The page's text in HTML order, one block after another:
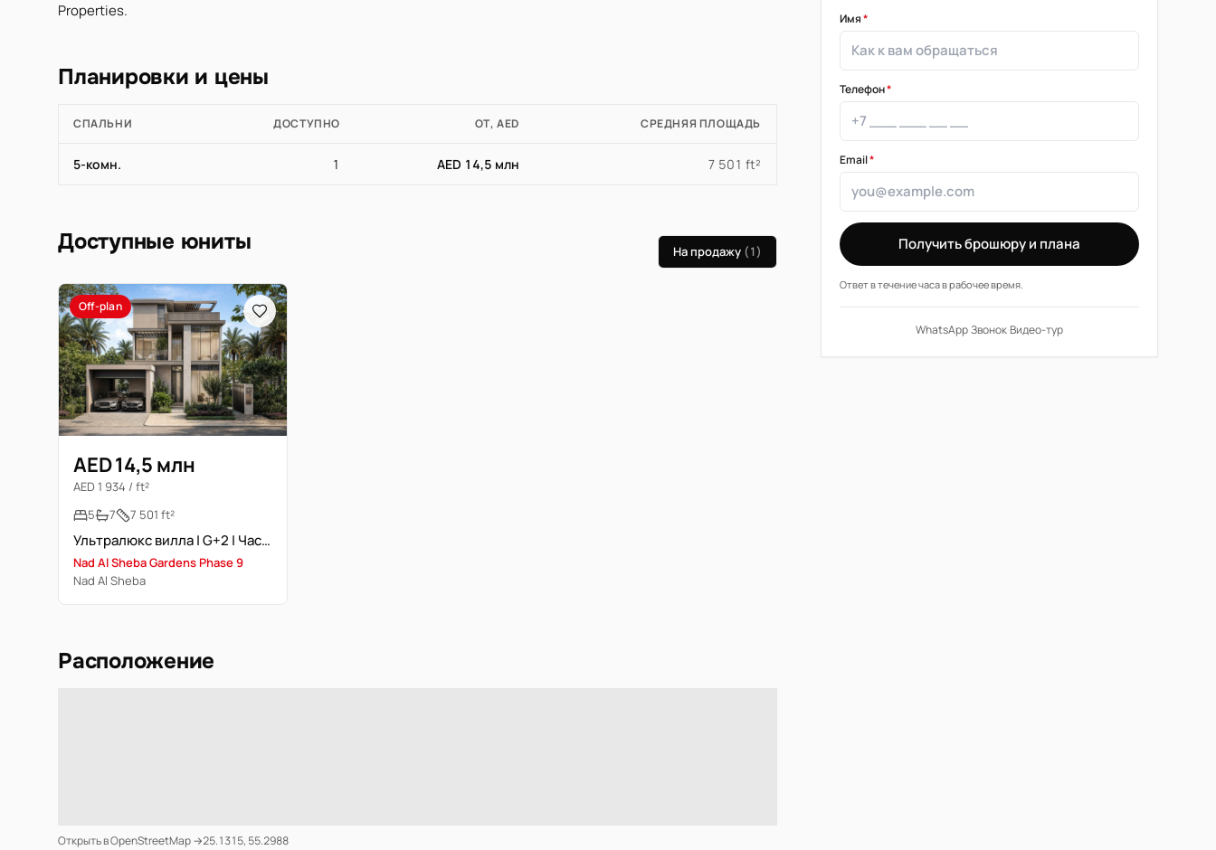
Properties.
Планировки и цены
СПАЛЬНИ ДОСТУПНО ОТ, AED СРЕДНЯЯ ПЛОЩАДЬ
5-комн. 1 AED 14,5 млн 7 501 ft²
Доступные юниты На продажу (1)
Off-plan
AED 14,5 млн
AED 1 934 / ft²
5
7 7 501 ft²
Ультралюкс вилла | G+2 | Частный лифт и бассейн
Nad Al Sheba Gardens Phase 9
Nad Al Sheba
Расположение
Открыть в OpenStreetMap →25.1315, 55.2988
Имя*
Телефон*
Email*
Получить брошюру и плана
Ответ в течение часа в рабочее время.
WhatsApp·Звонок·Видео-тур